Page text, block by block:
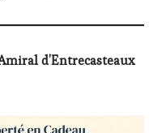
d’Entrecasteaux